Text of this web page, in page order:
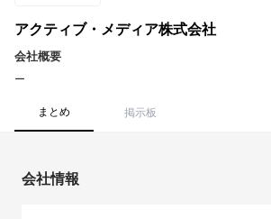
アクティブ・メディア株式会社
会社概要
ー
まとめ 掲示板
会社情報